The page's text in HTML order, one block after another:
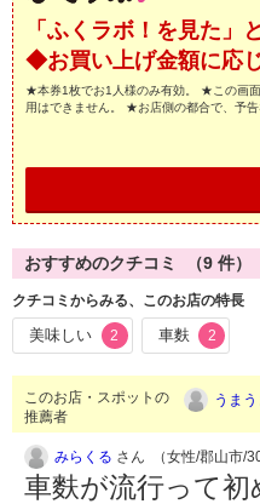
「ふくラボ！を見た」
◆お買い上げ金額に応
★本券1枚でお1人様のみ有効。 ★この画
用はできません。 ★お店側の都合で、予
おすすめのクチコミ （9 件）
クチコミからみる、このお店の特長
美味しい 2 車麩 2
このお店・スポットの
推薦者
うまう
みらくる さん （女性/郡山市/
車麩が流行って